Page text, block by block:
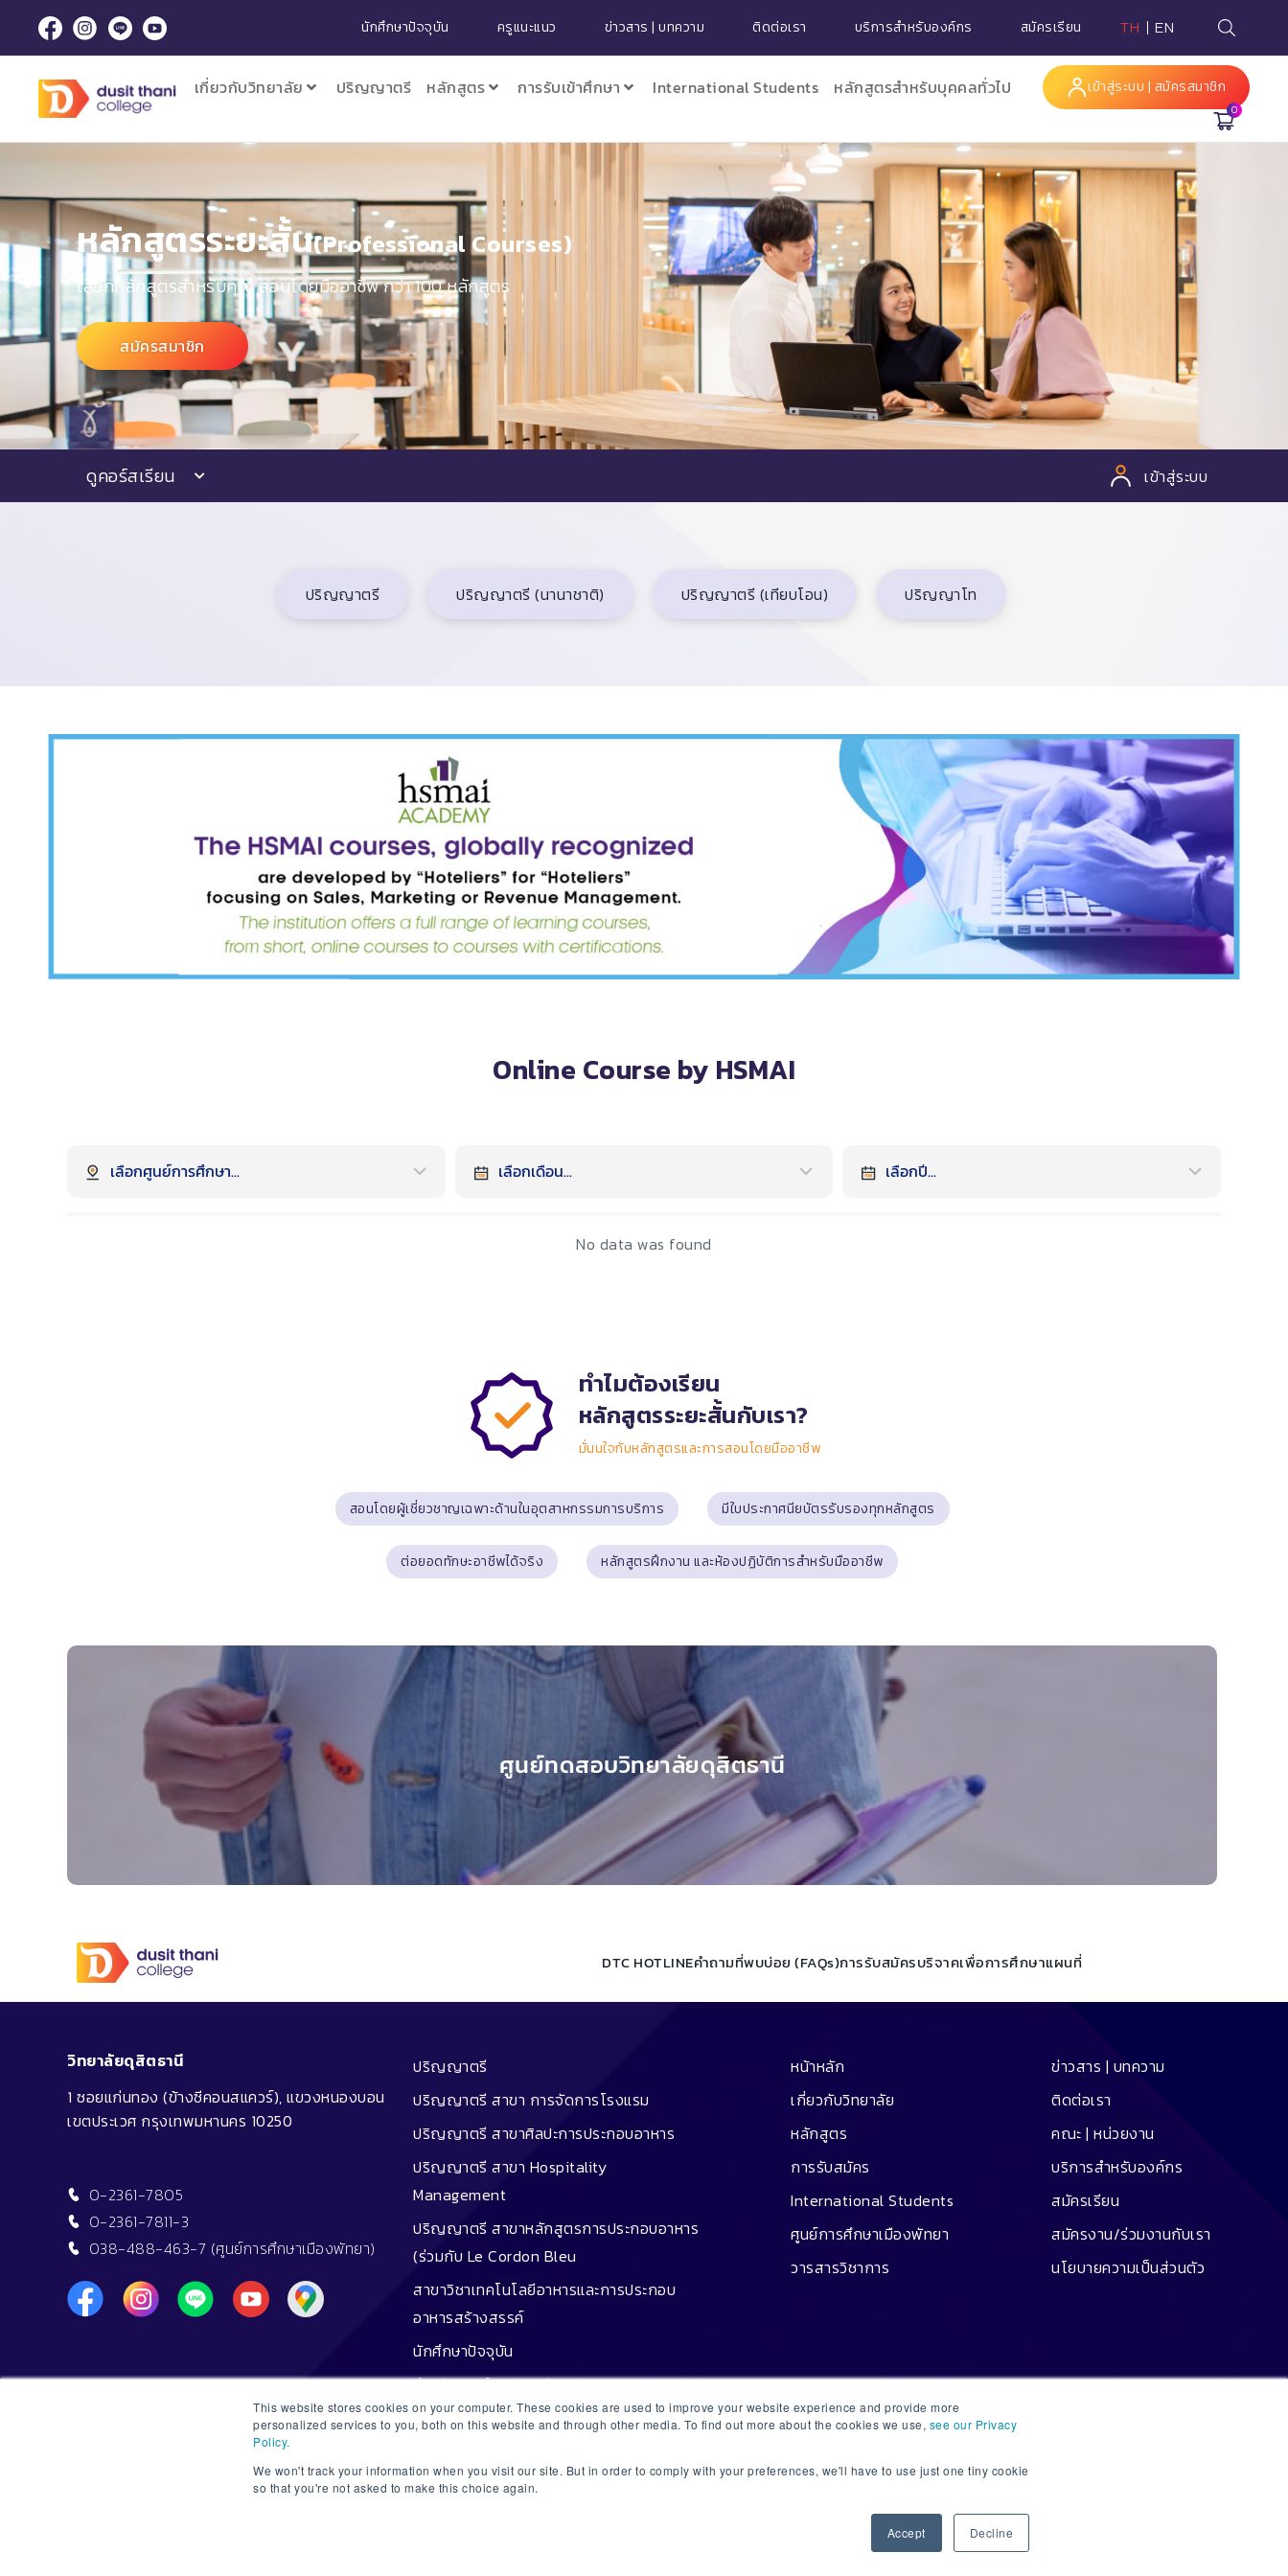
This website stores cookies on your computer. These cookies are used to improve your website experience and provide more
personalized services to you, both on this website and through other media. To find out more about the cookies we use, see our Privacy
Policy.
We won't track your information when you visit our site. But in order to comply with your preferences, we'll have to use just one tiny cookie
so that you're not asked to make this choice again.
Accept Decline
นักศึกษาปัจจุบัน ครูแนะแนว ข่าวสาร | บทความ ติดต่อเรา บริการสำหรับองค์กร สมัครเรียน TH EN
เกี่ยวกับวิทยาลัย ปริญญาตรี หลักสูตร การรับเข้าศึกษา International Students หลักสูตรสำหรับบุคคลทั่วไป เข้าสู่ระบบ | สมัครสมาชิก
0
หลักสูตรระยะสั้น(Professional Courses)​
เลือกหลักสูตรสำหรับคุณ สอนโดยมืออาชีพ กว่า 100 หลักสูตร
สมัครสมาชิก
ดูคอร์สเรียน เข้าสู่ระบบ
ปริญญาตรี ปริญญาตรี (นานาชาติ) ปริญญาตรี (เทียบโอน) ปริญญาโท
Online Course by HSMAI
No data was found
ทำไมต้องเรียน
หลักสูตรระยะสั้นกับเรา?
มั่นนใจกับหลักสูตรและการสอนโดยมืออาชีพ
สอนโดยผู้เชี่ยวชาญเฉพาะด้านในอุตสาหกรรมการบริการ มีใบประกาศนียบัตรรับรองทุกหลักสูตร
ต่อยอดทักษะอาชีพได้จริง หลักสูตรฝึกงาน และห้องปฏิบัติการสำหรับมืออาชีพ​
ศูนย์ทดสอบวิทยาลัยดุสิตธานี
DTC HOTLINEคำถามที่พบบ่อย (FAQs)การรับสมัครบริจาคเพื่อการศึกษาแผนที่
วิทยาลัยดุสิตธานี
1 ซอยแก่นทอง (ข้างซีคอนสแควร์), แขวงหนองบอน
เขตประเวศ กรุงเทพมหานคร 10250
0-2361-7805
0-2361-7811-3
038-488-463-7 (ศูนย์การศึกษาเมืองพัทยา)
ปริญญาตรี
ปริญญาตรี สาขา การจัดการโรงแรม
ปริญญาตรี สาขาศิลปะการประกอบอาหาร
ปริญญาตรี สาขา Hospitality
Management
ปริญญาตรี สาขาหลักสูตรการประกอบอาหาร
(ร่วมกับ Le Cordon Bleu
สาขาวิชาเทคโนโลยีอาหารและการประกอบ
อาหารสร้างสรรค์
หน้าหลัก
เกี่ยวกับวิทยาลัย
หลักสูตร
การรับสมัคร
International Students
ศูนย์การศึกษาเมืองพัทยา
วารสารวิชาการ
ข่าวสาร | บทความ
ติดต่อเรา
คณะ | หน่วยงาน
บริการสำหรับองค์กร
สมัครเรียน
สมัครงาน/ร่วมงานกับเรา
นโยบายความเป็นส่วนตัว
นักศึกษาปัจจุบัน
สำหรับผู้สนใจสมัครเรียน
สำหรับผู้ปกครอง
ทุนกู้ยืม